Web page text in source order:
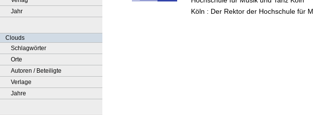
Jahr
Clouds
Schlagwörter
Orte
Autoren / Beteiligte
Verlage
Jahre
Köln
Köln : Der Rektor der Hochschule für